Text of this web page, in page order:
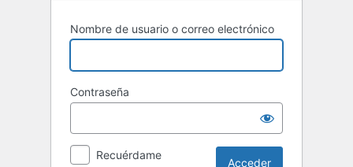
Nombre de usuario o correo electrónico
Contraseña
Recuérdame